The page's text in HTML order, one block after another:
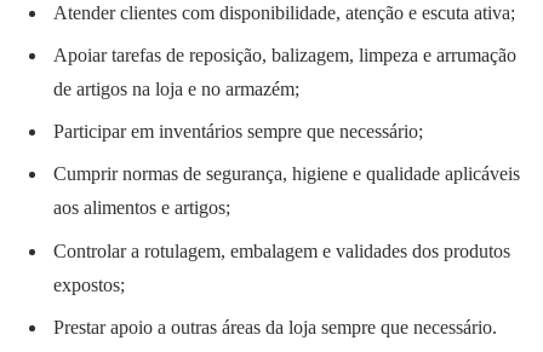
Atender clientes com disponibilidade, atenção e escuta ativa;
Apoiar tarefas de reposição, balizagem, limpeza e arrumação
de artigos na loja e no armazém;
Participar em inventários sempre que necessário;
Cumprir normas de segurança, higiene e qualidade aplicáveis
aos alimentos e artigos;
Controlar a rotulagem, embalagem e validades dos produtos
expostos;
Prestar apoio a outras áreas da loja sempre que necessário.